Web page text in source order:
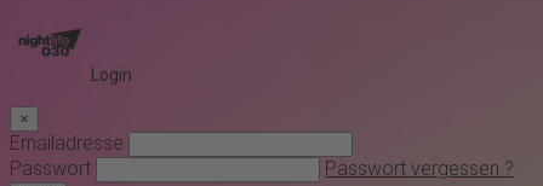
Login
×
Emailadresse
Passwort
Passwort vergessen ?